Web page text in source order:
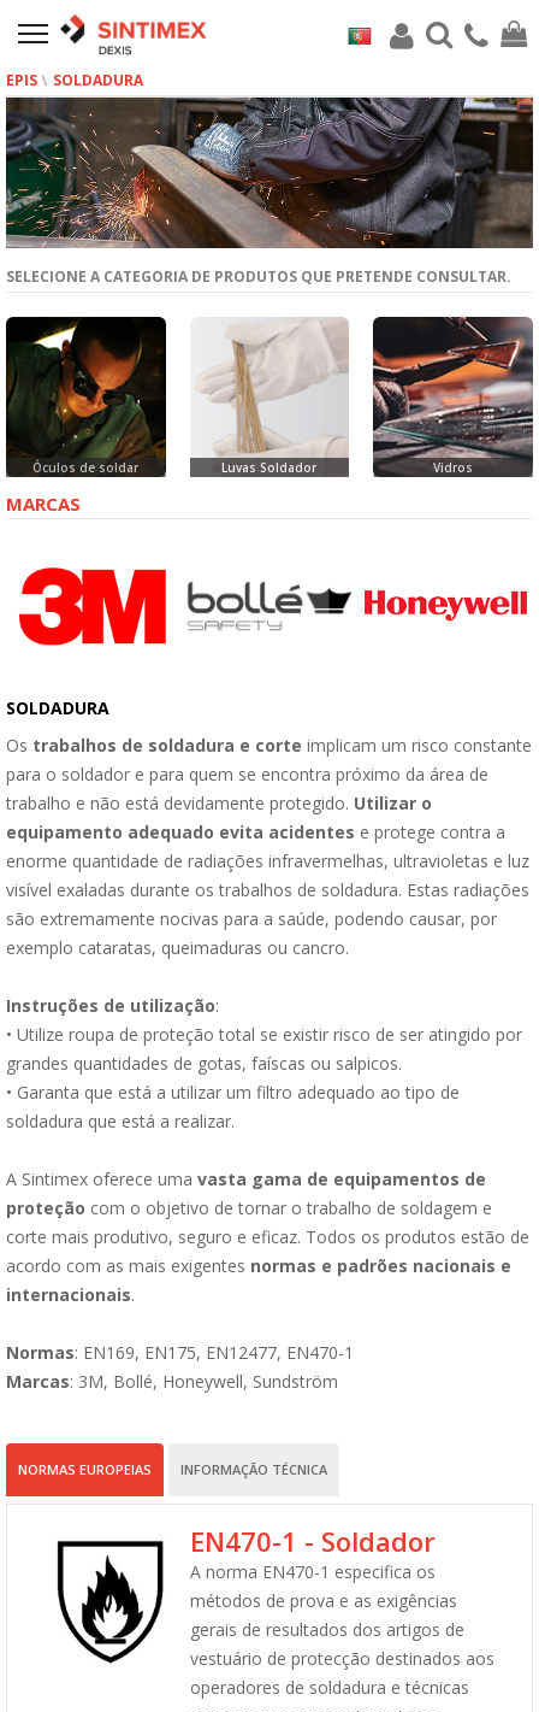
EPIS SOLDADURA
SELECIONE A CATEGORIA DE PRODUTOS QUE PRETENDE CONSULTAR.
Óculos de soldar Luvas Soldador Vidros
MARCAS
SOLDADURA
Os trabalhos de soldadura e corte implicam um risco constante
para o soldador e para quem se encontra próximo da área de
trabalho e não está devidamente protegido. Utilizar o
equipamento adequado evita acidentes e protege contra a
enorme quantidade de radiações infravermelhas, ultravioletas e luz
visível exaladas durante os trabalhos de soldadura. Estas radiações
são extremamente nocivas para a saúde, podendo causar, por
exemplo cataratas, queimaduras ou cancro.
Instruções de utilização:
• Utilize roupa de proteção total se existir risco de ser atingido por
grandes quantidades de gotas, faíscas ou salpicos.
• Garanta que está a utilizar um filtro adequado ao tipo de
soldadura que está a realizar.
A Sintimex oferece uma vasta gama de equipamentos de
proteção com o objetivo de tornar o trabalho de soldagem e
corte mais produtivo, seguro e eficaz. Todos os produtos estão de
acordo com as mais exigentes normas e padrões nacionais e
internacionais.
Normas: EN169, EN175, EN12477, EN470-1
Marcas: 3M, Bollé, Honeywell, Sundström
NORMAS EUROPEIAS INFORMAÇÃO TÉCNICA
EN470-1 - Soldador
A norma EN470-1 especifica os
métodos de prova e as exigências
gerais de resultados dos artigos de
vestuário de protecção destinados aos
operadores de soldadura e técnicas